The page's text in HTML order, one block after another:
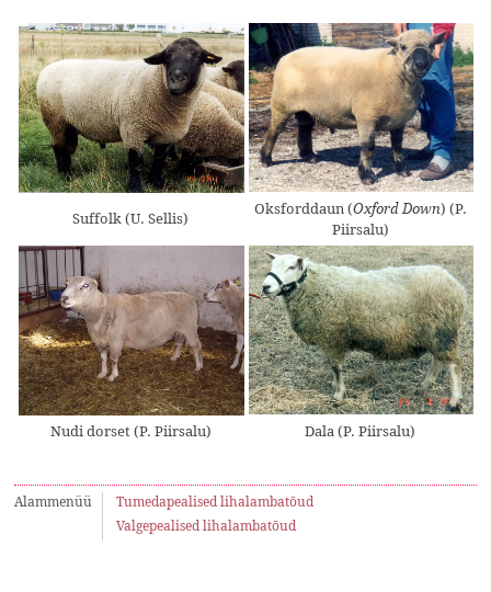
Suffolk (U. Sellis)
Oksforddaun (Oxford Down) (P.
Piirsalu)
Nudi dorset (P. Piirsalu) Dala (P. Piirsalu)
Alammenüü
Tumedapealised lihalambatõud
Valgepealised lihalambatõud